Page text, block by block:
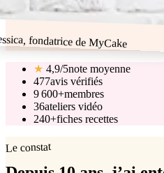
fondatrice de MyCake
★ 4,9/5note moyenne
477avis vérifiés
9 600+membres
36ateliers vidéo
240+fiches recettes
Le constat